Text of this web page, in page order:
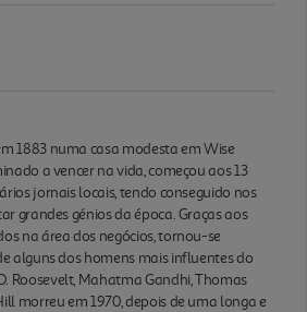
1883 numa casa modesta em Wise
a vencer na vida, começou aos 13
jornais locais, tendo conseguido nos
grandes génios da época. Graças aos
na área dos negócios, tornou-se
alguns dos homens mais influentes do
Roosevelt, Mahatma Gandhi, Thomas
morreu em 1970, depois de uma longa e